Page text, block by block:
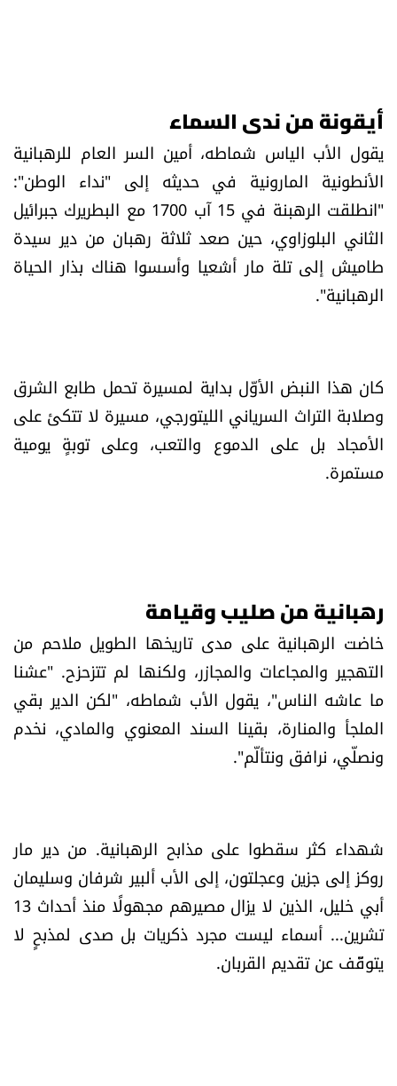
سجالات
صحّة وصحن
الرياضة
منوّعات
حظّك اليوم
فيديو
من نحن
شروط الإشتراك
Digital solutions by
أيقونة من ندى السماء
يقول الأب الياس شماطه، أمين السر العام للرهبانية
الأنطونية المارونية في حديثه إلى "نداء الوطن":
"انطلقت الرهبنة في 15 آب 1700 مع البطريرك جبرائيل
الثاني البلوزاوي، حين صعد ثلاثة رهبان من دير سيدة
طاميش إلى تلة مار أشعيا وأسسوا هناك بذار الحياة
الرهبانية".
كان هذا النبض الأوّل بداية لمسيرة تحمل طابع الشرق
وصلابة التراث السرياني الليتورجي، مسيرة لا تتكئ على
الأمجاد بل على الدموع والتعب، وعلى توبةٍ يومية
مستمرة.
رهبانية من صليب وقيامة
خاضت الرهبانية على مدى تاريخها الطويل ملاحم من
التهجير والمجاعات والمجازر، ولكنها لم تتزحزح. "عشنا
ما عاشه الناس"، يقول الأب شماطه، "لكن الدير بقي
الملجأ والمنارة، بقينا السند المعنوي والمادي، نخدم
ونصلّي، نرافق ونتألّم".
شهداء كثر سقطوا على مذابح الرهبانية. من دير مار
روكز إلى جزين وعجلتون، إلى الأب ألبير شرفان وسليمان
أبي خليل، الذين لا يزال مصيرهم مجهولًا منذ أحداث 13
تشرين... أسماء ليست مجرد ذكريات بل صدى لمذبحٍ لا
يتوقّف عن تقديم القربان.